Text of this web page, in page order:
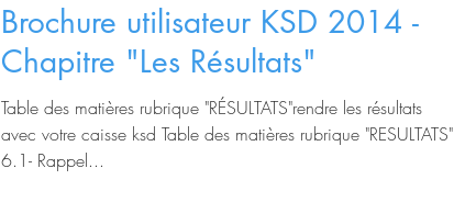
Brochure utilisateur KSD 2014 -
Chapitre "Les Résultats"
Table des matières rubrique "RÉSULTATS"rendre les résultats
avec votre caisse ksd Table des matières rubrique "RESULTATS"
6.1- Rappel...